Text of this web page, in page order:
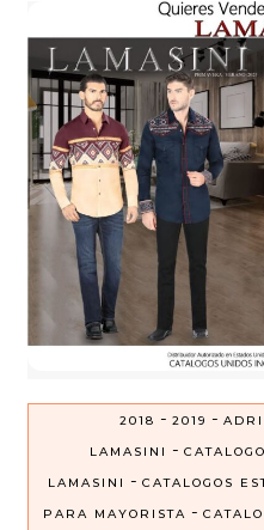
2018 - 2019 -
LAMASINI
-
LAMASINI
- CATALOGOS
PARA MAYORISTA -